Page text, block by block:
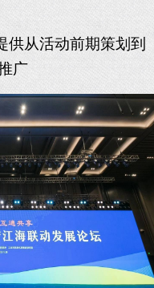
供从活动前期策划到
广